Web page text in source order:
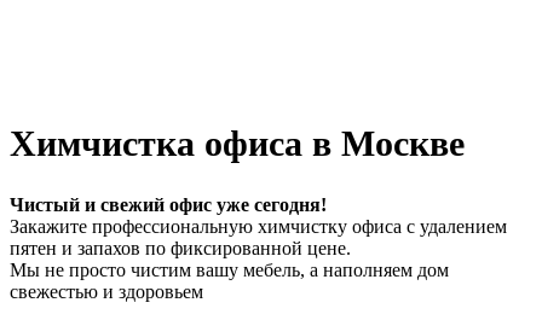
Химчистка офиса в Москве
Чистый и свежий офис уже сегодня!
Закажите профессиональную химчистку офиса с удалением
пятен и запахов по фиксированной цене.
Мы не просто чистим вашу мебель, а наполняем дом
свежестью и здоровьем